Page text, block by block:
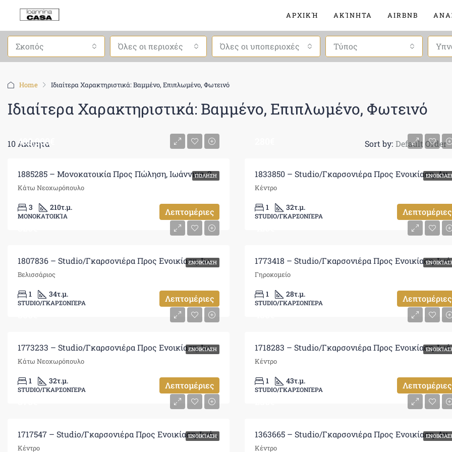
ΑΡΧΙΚΉ ΑΚΊΝΗΤΑ AIRBNB
Σκοπός Όλες οι περιοχές Όλες οι υποπεριοχές Τύπος
Home Ιδιαίτερα Χαρακτηριστικά: Βαμμένο, Επιπλωμένο, Φωτεινό
Ιδιαίτερα Χαρακτηριστικά: Βαμμένο, Επιπλωμένο, Φωτεινό
10 Ακίνητα Sort by: Default Order
ΠΏΛΗΣΗ
490,000€
1885285 – Μονοκατοικία Προς Πώληση, Ιωάννινα, 210 τ.μ., €490.000
Κάτω Νεοχωρόπουλο
3 210τ.μ.
ΜΟΝΟΚΑΤΟΙΚΊΑ Λεπτομέριες
1833850 – Studio/Γκαρσονιέρα
Κέντρο
1 32τ.μ.
STUDIO/ΓΚΑΡΣΟΝΙΈΡΑ Λεπτομέριες
ΕΝΟΙΚΊΑΣΗ
1807836 – Studio/Γκαρσονιέρα Προς Ενοικίαση, Ιωάννινα, 34 τ.μ., €320
Βελισσάριος
1 34τ.μ.
STUDIO/ΓΚΑΡΣΟΝΙΈΡΑ Λεπτομέριες
1773418 –
Γηροκομείο
1 28τ.μ.
STUDIO/ΓΚΑΡΣΟΝΙΈΡΑ Λεπτομέριες
ΕΝΟΙΚΊΑΣΗ
1773233 – Studio/Γκαρσονιέρα Προς Ενοικίαση, Ιωάννινα, 32 τ.μ., €300
Κάτω Νεοχωρόπουλο
1 32τ.μ.
STUDIO/ΓΚΑΡΣΟΝΙΈΡΑ Λεπτομέριες
1718283 –
Κέντρο
1 43τ.μ.
STUDIO/ΓΚΑΡΣΟΝΙΈΡΑ Λεπτομέριες
ΕΝΟΙΚΊΑΣΗ
1717547 – Studio/Γκαρσονιέρα Προς Ενοικίαση, Ιωάννινα, 32 τ.μ., €370
Κέντρο
1363665 – Studio/Γκαρσονιέρα
Κέντρο